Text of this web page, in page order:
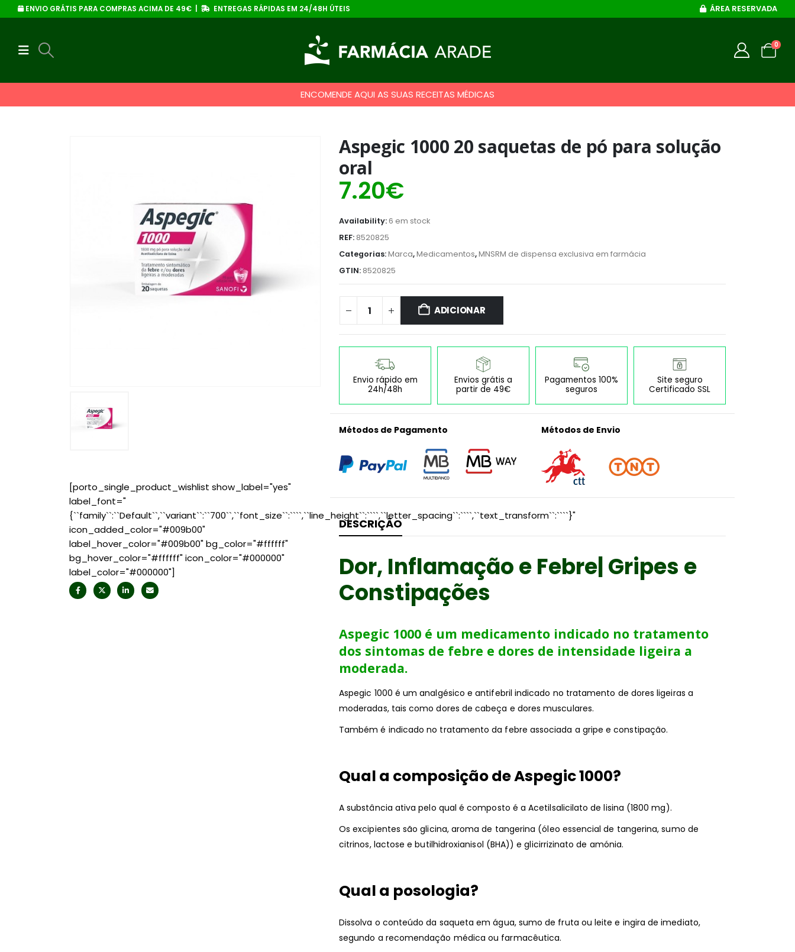
ENVIO GRÁTIS PARA COMPRAS ACIMA DE 49€ | ENTREGAS RÁPIDAS EM 24/48H ÚTEIS ÁREA RESERVADA
0
ENCOMENDE AQUI AS SUAS RECEITAS MÉDICAS
[porto_single_product_wishlist show_label="yes"
label_font="
{``family``:``Default``,``variant``:``700``,``font_size``:````,``line_height``:````,``letter_spacing``:````,``text_transform``:````}"
icon_added_color="#009b00"
label_hover_color="#009b00" bg_color="#ffffff"
bg_hover_color="#ffffff" icon_color="#000000"
label_color="#000000"]
Aspegic 1000 20 saquetas de pó para solução
oral
7.20€
Availability:6 em stock
REF: 8520825
Categorias:Marca,Medicamentos,MNSRM de dispensa exclusiva em farmácia
GTIN: 8520825
ADICIONAR
Envio rápido em
24h/48h
Envios grátis a
partir de 49€
Pagamentos 100%
seguros
Site seguro
Certificado SSL
Métodos de Pagamento Métodos de Envio
DESCRIÇÃO
Dor, Inflamação e Febre| Gripes e
Constipações
Aspegic 1000 é um medicamento indicado no tratamento
dos sintomas de febre e dores de intensidade ligeira a
moderada.
Aspegic 1000 é um analgésico e antifebril indicado no tratamento de dores ligeiras a
moderadas, tais como dores de cabeça e dores musculares.
Também é indicado no tratamento da febre associada a gripe e constipação.
Qual a composição de Aspegic 1000?
A substância ativa pelo qual é composto é a Acetilsalicilato de lisina (1800 mg).
Os excipientes são glicina, aroma de tangerina (óleo essencial de tangerina, sumo de
citrinos, lactose e butilhidroxianisol (BHA)) e glicirrizinato de amónia.
Qual a posologia?
Dissolva o conteúdo da saqueta em água, sumo de fruta ou leite e ingira de imediato,
segundo a recomendação médica ou farmacêutica.